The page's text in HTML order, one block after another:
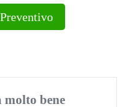
bene